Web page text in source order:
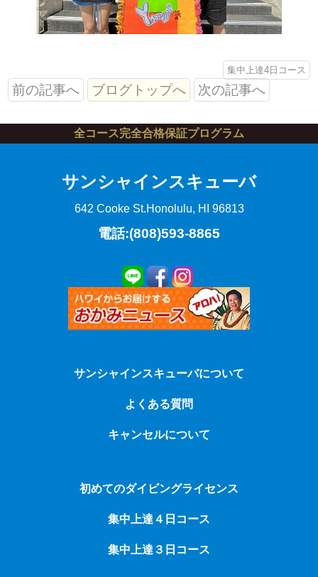
集中上達4日コース
前の記事へ ブログトップへ 次の記事へ
全コース完全合格保証プログラム
サンシャインスキューバ
642 Cooke St.Honolulu, HI 96813
電話:(808)593-8865
サンシャインスキューバについて
よくある質問
キャンセルについて
初めてのダイビングライセンス
集中上達４日コース
集中上達３日コース